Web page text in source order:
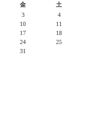
金
土
3
4
10
11
17
18
24
25
31